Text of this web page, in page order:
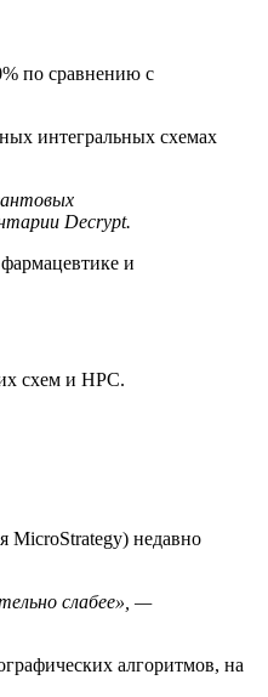
по сравнению с
интегральных схемах
Decrypt.
и
схем и HPC.
MicroStrategy) недавно
слабее», —
алгоритмов, на